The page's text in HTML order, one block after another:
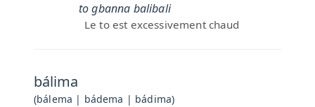
to gbanna balibali
Le to est excessivement chaud
bálima
(bálema | bádema | bádima)